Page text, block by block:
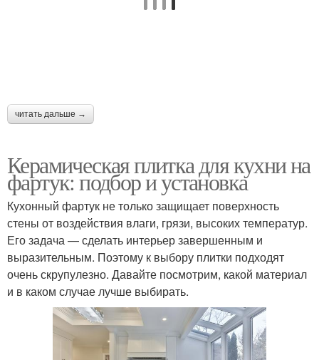
читать дальше →
Керамическая плитка для кухни на
фартук: подбор и установка
Кухонный фартук не только защищает поверхность
стены от воздействия влаги, грязи, высоких температур.
Его задача — сделать интерьер завершенным и
выразительным. Поэтому к выбору плитки подходят
очень скрупулезно. Давайте посмотрим, какой материал
и в каком случае лучше выбирать.